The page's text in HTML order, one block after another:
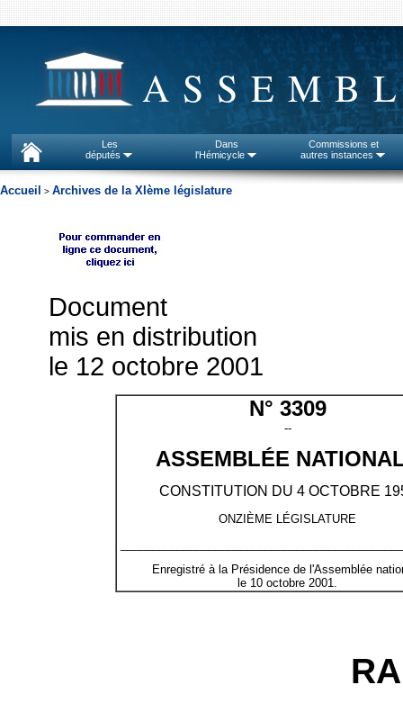
Les
députés
Dans
l'Hémicycle
Commissions et
autres instances
Accueil > Archives de la XIème législature
Document
mis en distribution
le 12 octobre 2001
N° 3309
--
ASSEMBLÉE
CONSTITUTION DU 4 OCTOBRE
ONZIÈME LÉGISLATURE
Enregistré à la Présidence de l'Assemblée
le 10 octobre 2001.